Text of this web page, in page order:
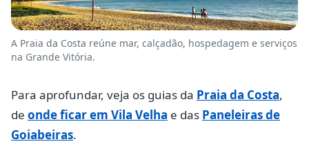
A Praia da Costa reúne mar, calçadão, hospedagem e serviços
na Grande Vitória.
Para aprofundar, veja os guias da Praia da Costa,
de onde ficar em Vila Velha e das Paneleiras de
Goiabeiras.